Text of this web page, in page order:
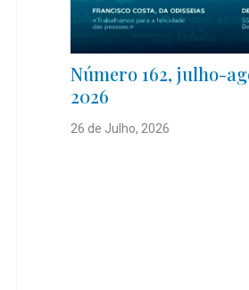
Número 162, julho-
2026
26 de Julho, 2026